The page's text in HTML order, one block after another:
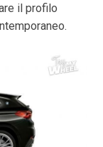
il profilo